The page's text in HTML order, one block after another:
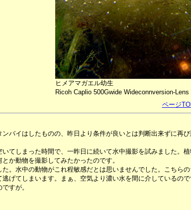
ヒメアマガエル幼生
Ricoh Caplio 500Gwide Wideconnversion-Lens
ページ
ンバイはしたものの、昨日より条件が良いとは判断出来ずに再び
てしまった時間で、一昨日に続いて水中撮影を試みました。
か動物を撮影してみたかったのです。
。水中の動物がこれ程敏感だとは思いませんでした。こちら
逃げてしまいます。まぁ、空気より濃い水を間に介しているの
すが。